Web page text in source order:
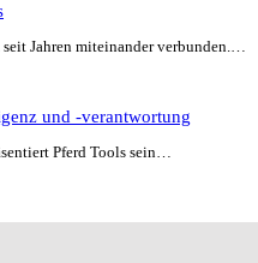
Jahren miteinander verbunden.…
und -verantwortung
Pferd Tools sein…